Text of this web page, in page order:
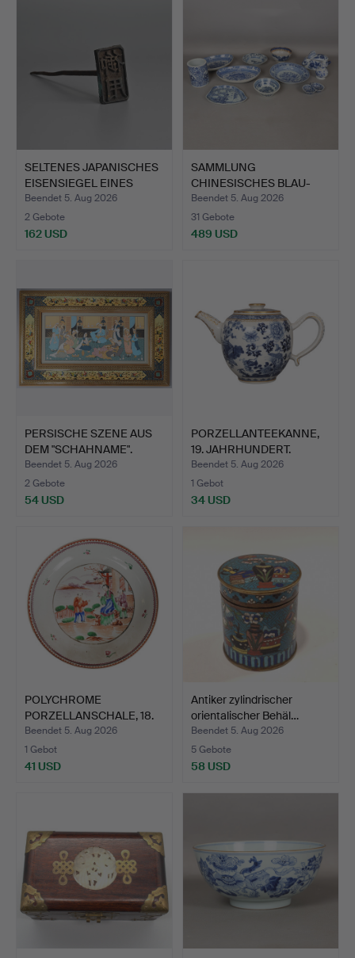
SELTENES JAPANISCHES
EISENSIEGEL EINES
BEA…
Beendet 5. Aug 2026
2 Gebote
162 USD
SAMMLUNG
CHINESISCHES BLAU-
WEISS-PORZELLAN…
Beendet 5. Aug 2026
31 Gebote
489 USD
PERSISCHE SZENE AUS
DEM "SCHAHNAME".
Beendet 5. Aug 2026
2 Gebote
54 USD
PORZELLANTEEKANNE,
19. JAHRHUNDERT.
Beendet 5. Aug 2026
1 Gebot
34 USD
POLYCHROME
PORZELLANSCHALE, 18.
JAHRHUNDER…
Beendet 5. Aug 2026
1 Gebot
41 USD
Antiker zylindrischer
orientalischer Behäl…
Beendet 5. Aug 2026
5 Gebote
58 USD